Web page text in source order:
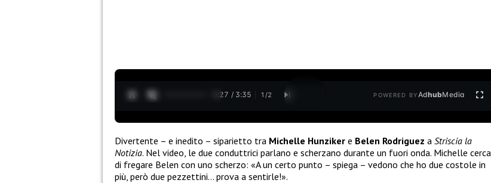
0:28 / 3:35 1 /2 POWERED BYAdhubMedia
Divertente – e inedito – siparietto tra Michelle Hunziker e Belen Rodriguez a Striscia la
Notizia. Nel video, le due conduttrici parlano e scherzano durante un fuori onda. Michelle cerca
di fregare Belen con uno scherzo: «A un certo punto – spiega – vedono che ho due costole in
più, però due pezzettini… prova a sentirle!».